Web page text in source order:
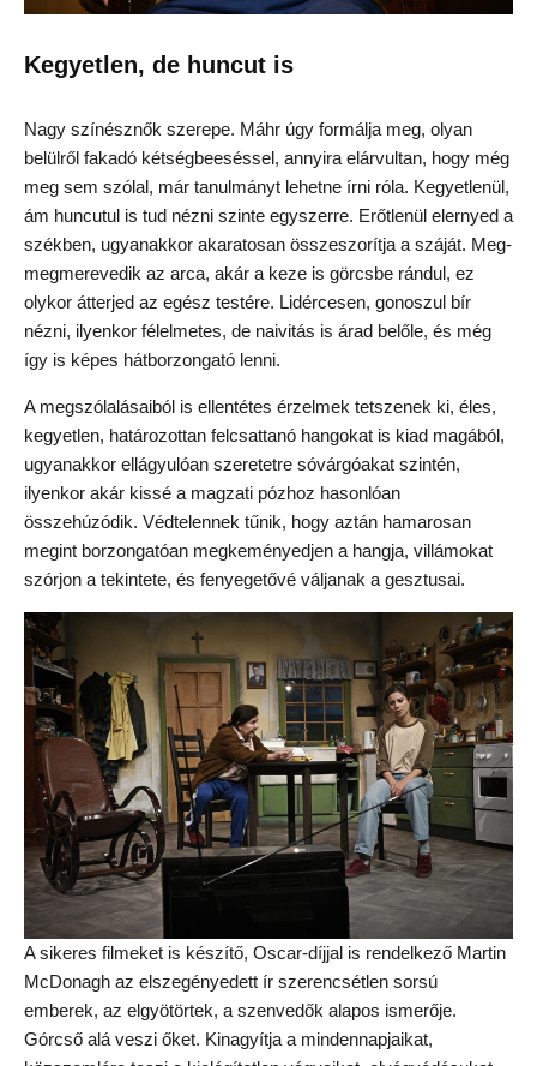
Kegyetlen, de huncut is
Nagy színésznők szerepe. Máhr úgy formálja meg, olyan
belülről fakadó kétségbeeséssel, annyira elárvultan, hogy még
meg sem szólal, már tanulmányt lehetne írni róla. Kegyetlenül,
ám huncutul is tud nézni szinte egyszerre. Erőtlenül elernyed a
székben, ugyanakkor akaratosan összeszorítja a száját. Meg-
megmerevedik az arca, akár a keze is görcsbe rándul, ez
olykor átterjed az egész testére. Lidércesen, gonoszul bír
nézni, ilyenkor félelmetes, de naivitás is árad belőle, és még
így is képes hátborzongató lenni.
A megszólalásaiból is ellentétes érzelmek tetszenek ki, éles,
kegyetlen, határozottan felcsattanó hangokat is kiad magából,
ugyanakkor ellágyulóan szeretetre sóvárgóakat szintén,
ilyenkor akár kissé a magzati pózhoz hasonlóan
összehúzódik. Védtelennek tűnik, hogy aztán hamarosan
megint borzongatóan megkeményedjen a hangja, villámokat
szórjon a tekintete, és fenyegetővé váljanak a gesztusai.
A sikeres filmeket is készítő, Oscar-díjjal is rendelkező Martin
McDonagh az elszegényedett ír szerencsétlen sorsú
emberek, az elgyötörtek, a szenvedők alapos ismerője.
Górcső alá veszi őket. Kinagyítja a mindennapjaikat,